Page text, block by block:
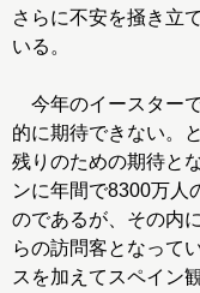
さらに不安を掻き立
いる。
今年のイースター
的に期待できない。
残りのための期待と
ンに年間で8300万人
のであるが、その内
らの訪問客となって
スを加えてスペイン